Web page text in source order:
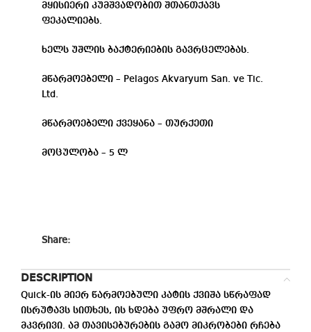
მყისიერი კუმშვადობით შთანთქავს
ფეკალიებს.
ხელს უშლის ბაქტერიების გავრცელებას.
მწარმოებელი – Pelagos Akvaryum San. ve Tic.
Ltd.
მწარმოებელი ქვეყანა – თურქეთი
მოცულობა – 5 ლ
Share:
DESCRIPTION
Quick-ის მიერ წარმოებული კატის ქვიშა სწრაფად
ისრუტავს სითხეს, ის ხდება უფრო მშრალი და
მკვრივი. ამ თავისებურების გამო მიკრობები რჩება